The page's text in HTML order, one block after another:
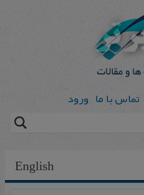
تماس با ما ورود
English